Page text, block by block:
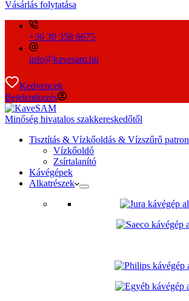
Vásárlás folytatása
+36 30 358 6675
info@kavesam.hu
Kedvencek
Bejelentkezés
Minőség hivatalos szakkereskedőtől
Tisztítás & Vízkőoldás & Vízszűrő patron
Vízkőoldó
Zsírtalanító
Kávégépek
Alkatrészek